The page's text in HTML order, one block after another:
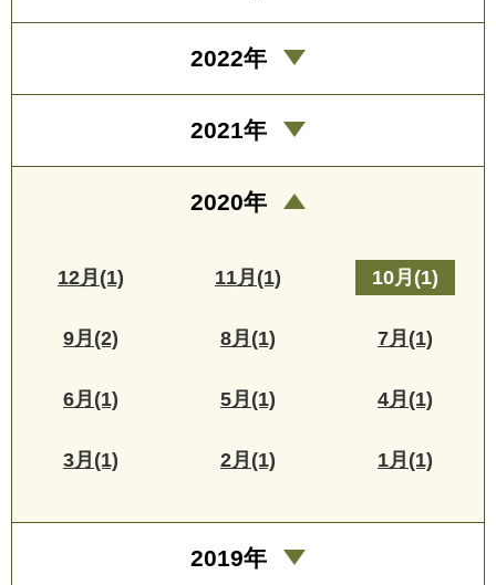
2022年
2021年
2020年
12月(1) 11月(1) 10月(1)
9月(2) 8月(1) 7月(1)
6月(1) 5月(1) 4月(1)
3月(1) 2月(1) 1月(1)
2019年